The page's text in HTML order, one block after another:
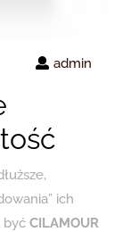
admin
ich
być CILAMOUR